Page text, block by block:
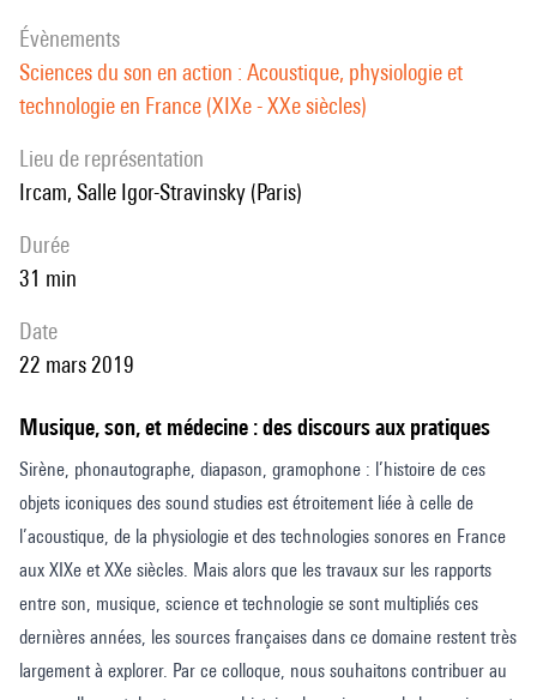
évènements
Sciences du son en action : Acoustique, physiologie et
technologie en France (XIXe - XXe siècles)
Lieu de représentation
Ircam, Salle Igor-Stravinsky (Paris)
durée
31 min
date
22 mars 2019
Musique, son, et médecine : des discours aux pratiques
Sirène, phonautographe, diapason, gramophone : l’histoire de ces
objets iconiques des sound studies est étroitement liée à celle de
l’acoustique, de la physiologie et des technologies sonores en France
aux XIXe et XXe siècles. Mais alors que les travaux sur les rapports
entre son, musique, science et technologie se sont multipliés ces
dernières années, les sources françaises dans ce domaine restent très
largement à explorer. Par ce colloque, nous souhaitons contribuer au